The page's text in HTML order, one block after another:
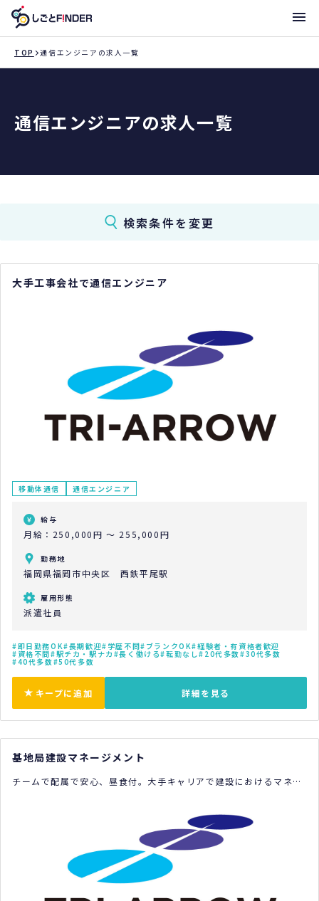
メニ
働き方・サポート体制一覧
支店一覧
TOP 通信エンジニアの求人一覧
通信エンジニアの求人一覧
検索条件を変更
大手工事会社で通信エンジニア
移動体通信 通信エンジニア
給与
月給：250,000円 ～ 255,000円
勤務地
福岡県福岡市中央区 西鉄平尾駅
雇用形態
派遣社員
即日勤務OK 長期歓迎 学歴不問 ブランクOK 経験者・有資格者歓迎
資格不問 駅チカ・駅ナカ 長く働ける 転勤なし 20代多数 30代多数
40代多数 50代多数
キープに追加 詳細を見る
基地局建設マネージメント
チームで配属で安心、昼食付。大手キャリアで建設におけるマネー